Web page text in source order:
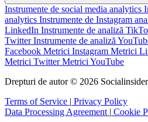
Instrumente de social media analytics
analytics Instrumente de Instagram
LinkedIn Instrumente de analiză
TwitterInstrumente de analiză
Facebook Metrici Instagram Metrici
Metrici TwitterMetrici YouTube
Drepturi de autor © 2026
Terms of Service | Privacy Policy
Data Processing Agreement | Cookie